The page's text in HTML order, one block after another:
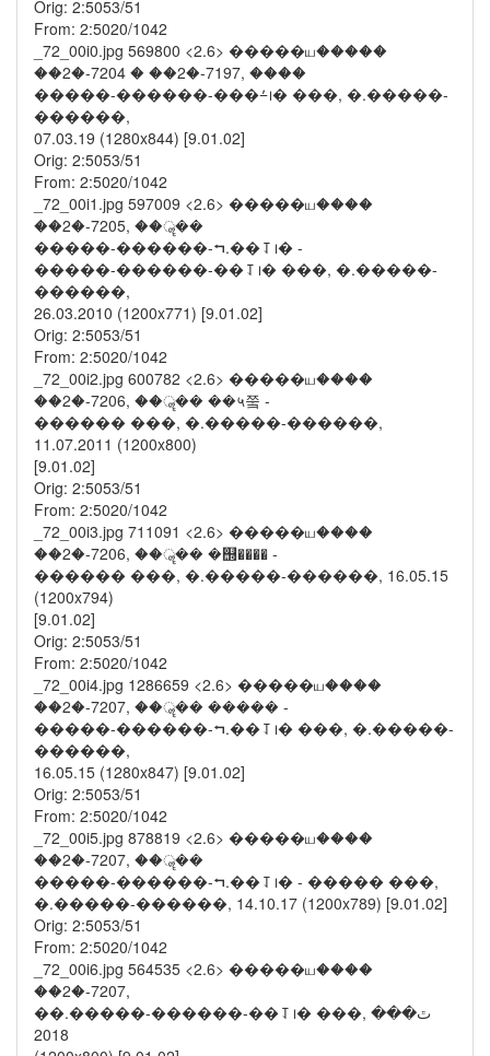
Orig: 2:5053/51
From: 2:5020/1042
_72_00i0.jpg 569800 <2.6> �����ய�����
��2�-7204 � ��2�-7197, ����
�����-������-���⨩᪨� ���, �.�����-
������,
07.03.19 (1280x844) [9.01.02]
Orig: 2:5053/51
From: 2:5020/1042
_72_00i1.jpg 597009 <2.6> �����ய����
��2�-7205, ��ॣ��
�����-������-⮢.��⥡᪨� -
�����-������-��⥡᪨� ���, �.�����-
������,
26.03.2010 (1200x771) [9.01.02]
Orig: 2:5053/51
From: 2:5020/1042
_72_00i2.jpg 600782 <2.6> �����ய����
��2�-7206, ��ॣ�� ��५쭠 -
������ ���, �.�����-������,
11.07.2011 (1200x800)
[9.01.02]
Orig: 2:5053/51
From: 2:5020/1042
_72_00i3.jpg 711091 <2.6> �����ய����
��2�-7206, ��ॣ�� �஭���� -
������ ���, �.�����-������, 16.05.15
(1200x794)
[9.01.02]
Orig: 2:5053/51
From: 2:5020/1042
_72_00i4.jpg 1286659 <2.6> �����ய����
��2�-7207, ��ॣ�� ����� -
�����-������-⮢.��⥡᪨� ���, �.�����-
������,
16.05.15 (1280x847) [9.01.02]
Orig: 2:5053/51
From: 2:5020/1042
_72_00i5.jpg 878819 <2.6> �����ய����
��2�-7207, ��ॣ��
�����-������-⮢.��⥡᪨� - ����� ���,
�.�����-������, 14.10.17 (1200x789) [9.01.02]
Orig: 2:5053/51
From: 2:5020/1042
_72_00i6.jpg 564535 <2.6> �����ய����
��2�-7207,
��.�����-������-��⥡᪨� ���, ﭢ���
2018